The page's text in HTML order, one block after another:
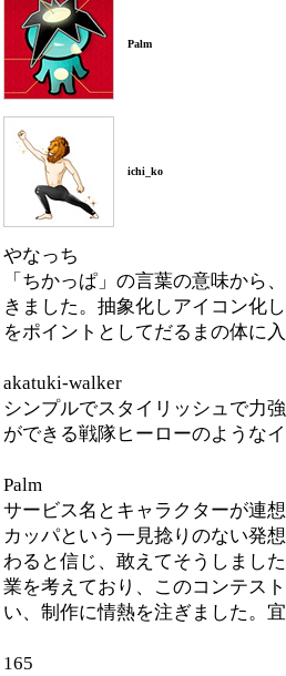
Palm
ichi_ko
やなっち
「ちかっぱ」の言葉の意味から
きました。抽象化しアイコン化
をポイントとしてだるまの体に
akatuki-walker
シンプルでスタイリッシュで力
ができる戦隊ヒーローのような
Palm
サービス名とキャラクターが連
カッパという一見捻りのない発
わると信じ、敢えてそうしまし
業を考えており、このコンテス
い、制作に情熱を注ぎました。
165